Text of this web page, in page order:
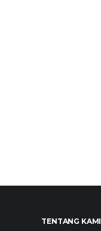
TENTANG KAMI